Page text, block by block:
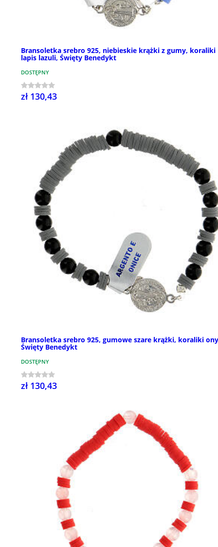
Bransoletka srebro 925, niebieskie krążki z gumy, koraliki
lapis lazuli, Święty Benedykt
DOSTĘPNY
zł 130,43
Bransoletka srebro 925, gumowe szare krążki, koraliki
Święty Benedykt
DOSTĘPNY
zł 130,43